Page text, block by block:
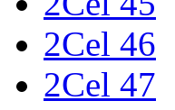
2Cel 46
2Cel 47